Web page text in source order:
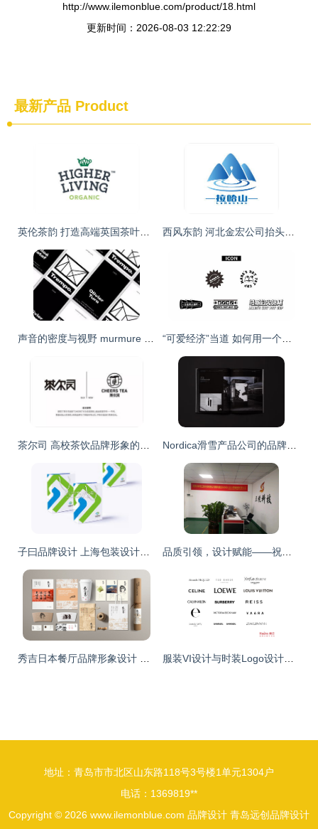
http://www.ilemonblue.com/product/18.html
更新时间：2026-08-03 12:22:29
最新产品 Product
英伦茶韵 打造高端英国茶叶品牌的视觉设计之道 西风东韵 河北金宏公司抬头羊清真肉类品牌标志与画册设计案例赏析
声音的密度与视野 murmure 品牌设计美学解析 “可爱经济”当道 如何用一个熊爪和一抹暖黄，撬动年轻消费者的火锅梦
茶尔司 高校茶饮品牌形象的东方美学与年轻叙事 Nordica滑雪产品公司的品牌设计 征服雪域，传承匠心
子曰品牌设计 上海包装设计公司领军者，以创意重塑品牌视觉 品质引领，设计赋能——祝贺深圳市三悦科技2020年通过ISO9001质量管理体系认证审核
秀吉日本餐厅品牌形象设计 传统与现代的味觉交响 服装VI设计与时装Logo设计趋势 品牌视觉的新时代狂想
地址：青岛市市北区山东路118号3号楼1单元1304户
电话：1369819**
Copyright © 2026 www.ilemonblue.com 品牌设计 青岛远创品牌设计